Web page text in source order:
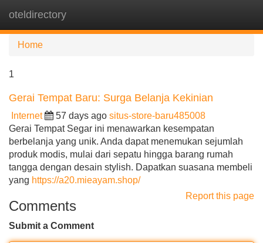
oteldirectory
Home
1
Gerai Tempat Baru: Surga Belanja Kekinian
Internet 57 days ago situs-store-baru485008
Gerai Tempat Segar ini menawarkan kesempatan
berbelanja yang unik. Anda dapat menemukan sejumlah
produk modis, mulai dari sepatu hingga barang rumah
tangga dengan desain stylish. Dapatkan suasana membeli
yang https://a20.mieayam.shop/
Report this page
Comments
Submit a Comment